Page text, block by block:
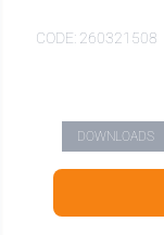
CODE: 260321508
DOWNLOADS